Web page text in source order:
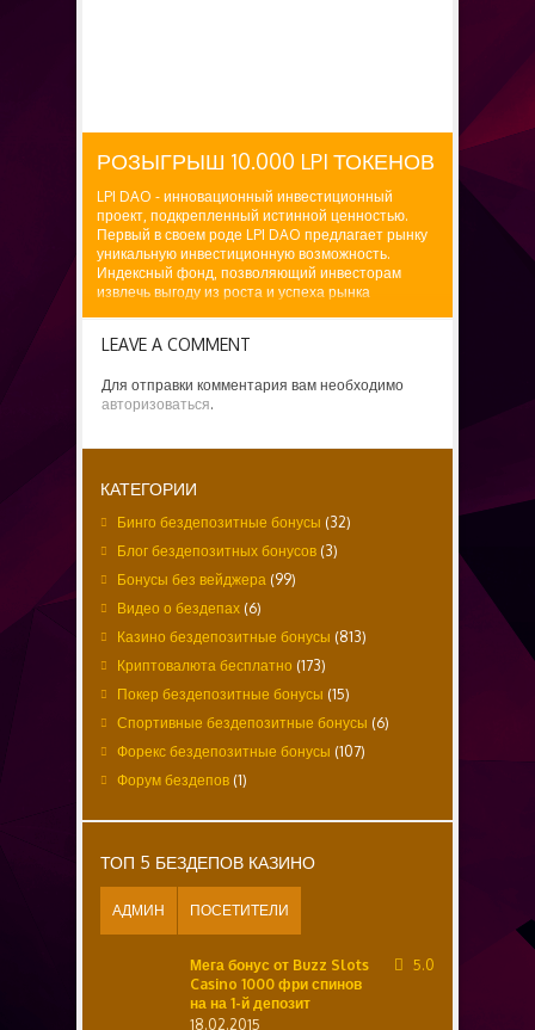
РОЗЫГРЫШ 10.000 LPI ТОКЕНОВ
LPI DAO - инновационный инвестиционный
проект, подкрепленный истинной ценностью.
Первый в своем роде LPI DAO предлагает рынку
уникальную инвестиционную возможность.
Индексный фонд, позволяющий инвесторам
извлечь выгоду из роста и успеха рынка
LEAVE A COMMENT
Для отправки комментария вам необходимо
авторизоваться.
КАТЕГОРИИ
Бинго бездепозитные бонусы (32)
Блог бездепозитных бонусов (3)
Бонусы без вейджера (99)
Видео о бездепах (6)
Казино бездепозитные бонусы (813)
Криптовалюта бесплатно (173)
Покер бездепозитные бонусы (15)
Спортивные бездепозитные бонусы (6)
Форекс бездепозитные бонусы (107)
Форум бездепов (1)
ТОП 5 БЕЗДЕПОВ КАЗИНО
АДМИН ПОСЕТИТЕЛИ
Мега бонус от Buzz Slots
Casino 1000 фри спинов
на на 1-й депозит
18.02.2015
5.0